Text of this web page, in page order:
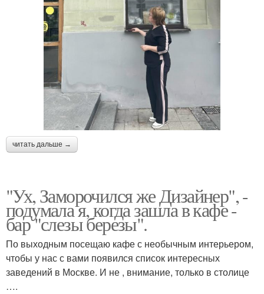
читать дальше →
"Ух, Заморочился же Дизайнер", -
подумала я, когда зашла в кафе -
бар "слезы березы".
По выходным посещаю кафе с необычным интерьером,
чтобы у нас с вами появился список интересных
заведений в Москве. И не , внимание, только в столице
….